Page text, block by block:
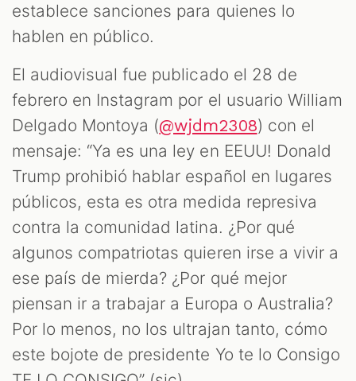
establece sanciones para quienes lo
hablen en público.
El audiovisual fue publicado el 28 de
febrero en Instagram por el usuario William
Delgado Montoya (@wjdm2308) con el
mensaje: “Ya es una ley en EEUU! Donald
Trump prohibió hablar español en lugares
públicos, esta es otra medida represiva
contra la comunidad latina. ¿Por qué
algunos compatriotas quieren irse a vivir a
ese país de mierda? ¿Por qué mejor
piensan ir a trabajar a Europa o Australia?
Por lo menos, no los ultrajan tanto, cómo
este bojote de presidente Yo te lo Consigo